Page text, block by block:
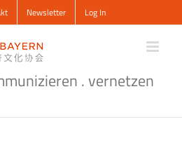
Newsletter Log In
. vernetzen